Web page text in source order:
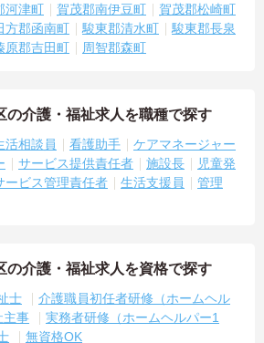
って施設内でのケアを行うため、月平均の
間程度とかなり少なめに抑えられます
としてお休みとなるシフト編成が組まれて
ためモチベーションを維持できます
て長期的なキャリア形成が可能です
河津町 賀茂郡南伊豆町
賀茂郡松崎町
方郡函南町 駿東郡清水町
駿東郡長泉
原郡吉田町 周智郡森町
の介護・福祉求人を職種で探す
活相談員 看護助手
ケアマネージャー
サービス提供責任者 施設長
児童発
ービス管理責任者 生活支援員
管理
の介護・福祉求人を資格で探す
士
介護職員初任者研修（ホームヘル
主事
実務者研修（ホームヘルパー1
無資格OK